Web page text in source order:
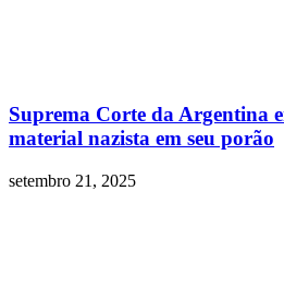
Suprema Corte da Argentina
material nazista em seu porão
setembro 21, 2025